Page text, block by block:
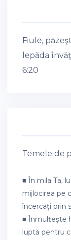
Fiule,
lepăda
6:20
Temele de
■ În mila Ta,
mijlocirea pe
încercați prin
■ Înmulțește
luptă pentru